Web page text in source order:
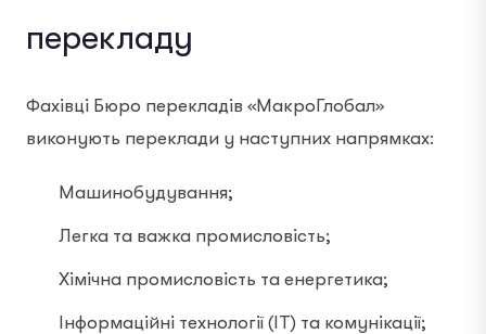
перекладу
Фахівці Бюро перекладів «МакроГлобал»
виконують переклади у наступних напрямках:
Машинобудування;
Легка та важка промисловість;
Хімічна промисловість та енергетика;
Інформаційні технології (IT) та комунікації;